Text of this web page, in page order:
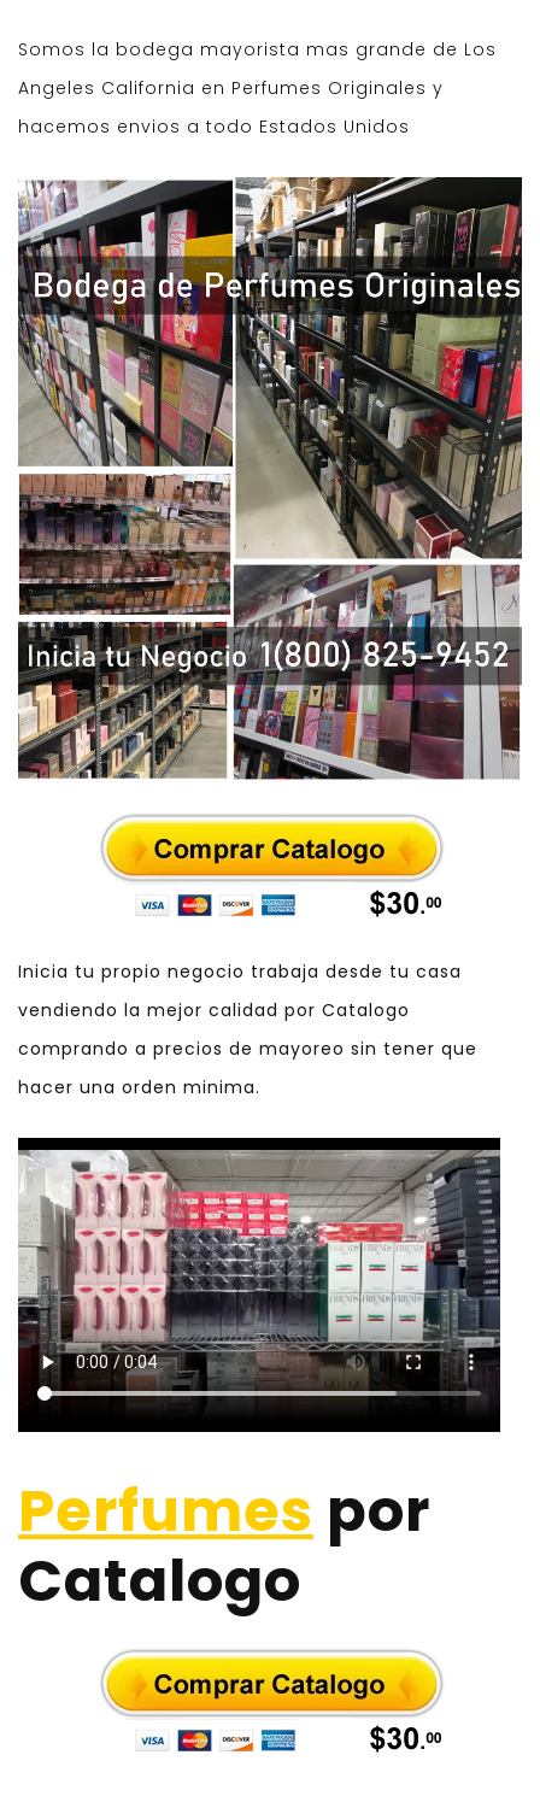
Somos la bodega mayorista mas grande de Los
Angeles California en Perfumes Originales y
hacemos envios a todo Estados Unidos
Inicia tu propio negocio trabaja desde tu casa
vendiendo la mejor calidad por Catalogo
comprando a precios de mayoreo sin tener que
hacer una orden minima.
Perfumes por
Catalogo